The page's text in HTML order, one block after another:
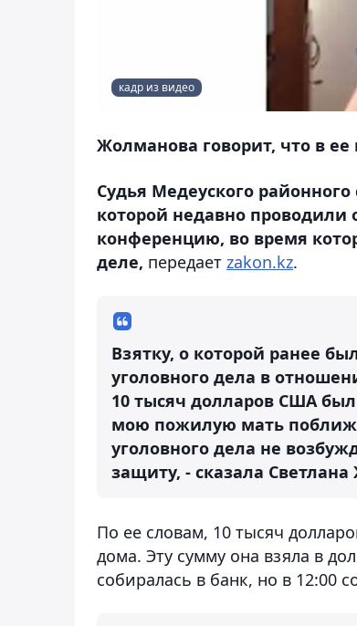
кадр из видео
Жолманова говорит, что в
Судья Медеуского
которой недавно
конференцию, во время
деле, передает zakon.kz.
Взятку, о которой ранее
уголовного дела в
10 тысяч долларов США
мою пожилую мать
уголовного дела не
защиту, - сказала
По ее словам, 10 тысяч
дома. Эту сумму она взяла в
собиралась в банк, но в 12:00